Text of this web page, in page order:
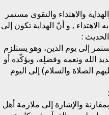
والاهتداء والتقوى مستمر
الاهتداء , و أنّ الهداية تكون إلى
:
إلى يوم الدين، وهو يستلزم
الله ونعمه وفضلِه، ويؤكّده أو
الصلاة والسلام) إلى اليوم
والإشارة إلى ملازمة أهل